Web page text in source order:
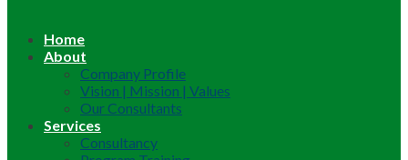
Home
About
Company Profile
Vision | Mission | Values
Our Consultants
Services
Consultancy